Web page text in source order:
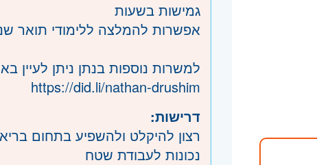
גמישות בשעות
אפשרות להמלצה ללימודי תואר
למשרות נוספות בנתן ניתן
https://did.li/nathan-drushim
דרישות:
רצון להיקלט ולהשפיע בתחום
נכונות לעבודת שטח